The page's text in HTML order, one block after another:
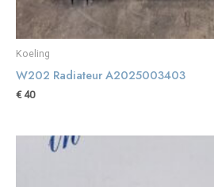
Koeling
W202 Radiateur A2025003403
€40